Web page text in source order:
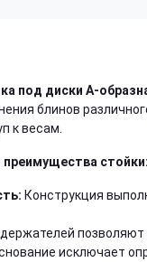
под диски А-
блинов
к весам.
преимущества стойки:
Конструкция
позволяют
исключает